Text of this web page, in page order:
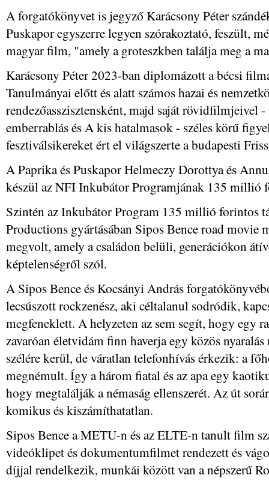
A forgatókönyvet is jegyző Karácsony Péter
Puskapor egyszerre legyen szórakoztató, feszült,
magyar film, "amely a groteszkben találja meg a
Karácsony Péter 2023-ban diplomázott a bécsi
Tanulmányai előtt és alatt számos hazai és
rendezőasszisztensként, majd saját rövidfilmjeivel -
emberrablás és A kis hatalmasok - széles körű
fesztiválsikereket ért el világszerte a budapesti
A Paprika és Puskapor Helmeczy Dorottya és
készül az NFI Inkubátor Programjának 135 millió
Szintén az Inkubátor Program 135 millió forintos
Productions gyártásában Sipos Bence road movie
megvolt, amely a családon belüli, generációkon
képtelenségről szól.
A Sipos Bence és Kocsányi András
lecsúszott rockzenész, aki céltalanul sodródik,
megfeneklett. A helyzeten az sem segít, hogy egy
zavaróan életvidám finn haverja egy közös
szélére kerül, de váratlan telefonhívás érkezik: a
megnémult. Így a három fiatal és az apa egy
hogy megtalálják a némaság ellenszerét. Az út
komikus és kiszámíthatatlan.
Sipos Bence a METU-n és az ELTE-n tanult film
videóklipet és dokumentumfilmet rendezett és
díjjal rendelkezik, munkái között van a népszerű